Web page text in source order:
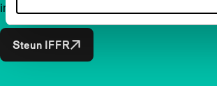
inzichten en inspiratie bereikbaar voor
Steun IFFR